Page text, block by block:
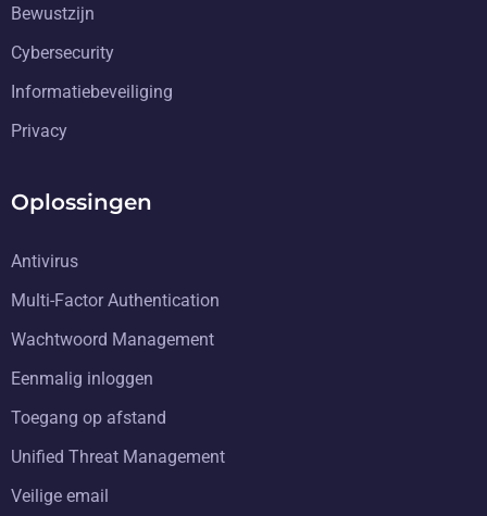
Bewustzijn
Cybersecurity
Informatiebeveiliging
Privacy
Oplossingen
Antivirus
Multi-Factor Authentication
Wachtwoord Management
Eenmalig inloggen
Toegang op afstand
Unified Threat Management
Veilige email